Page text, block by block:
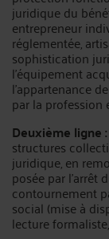
juridique du
entrepreneur
réglementée,
sophistication
l’équipement
l’appartenance
par la profession
Deuxième ligne :
structures
juridique, en
posée par
contournement
social (mise à
lecture